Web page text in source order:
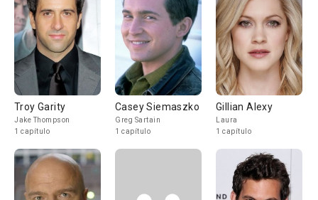
Troy Garity
Jake Thompson
1 capítulo
Casey Siemaszko
Greg Sartain
1 capítulo
Gillian Alexy
Laura
1 capítulo